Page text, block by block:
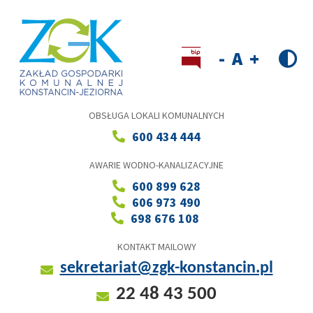
OBSŁUGA LOKALI KOMUNALNYCH
600 434 444
AWARIE WODNO-KANALIZACYJNE
600 899 628
606 973 490
698 676 108
KONTAKT MAILOWY
sekretariat@zgk-konstancin.pl
22 48 43 500
size